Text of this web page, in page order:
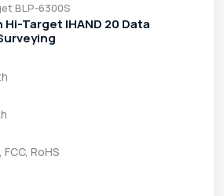
BLP-6300S
Target IHAND 20 Data
RoHS